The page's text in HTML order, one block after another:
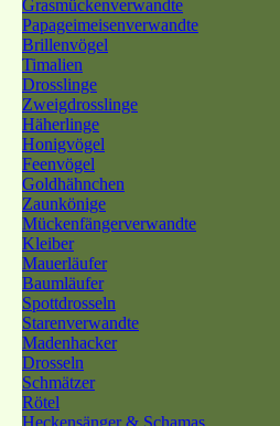
Grasmückenverwandte
Papageimeisenverwandte
Brillenvögel
Timalien
Drosslinge
Zweigdrosslinge
Häherlinge
Honigvögel
Feenvögel
Goldhähnchen
Zaunkönige
Mückenfängerverwandte
Kleiber
Mauerläufer
Baumläufer
Spottdrosseln
Starenverwandte
Madenhacker
Drosseln
Schmätzer
Rötel
Heckensänger & Schamas